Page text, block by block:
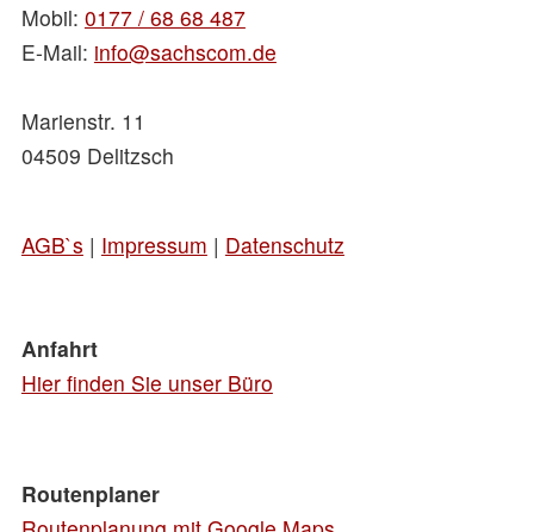
Mobil: 0177 / 68 68 487
E-Mail: info@sachscom.de
Marienstr. 11
04509 Delitzsch
AGB`s | Impressum | Datenschutz
Anfahrt
Hier finden Sie unser Büro
Routenplaner